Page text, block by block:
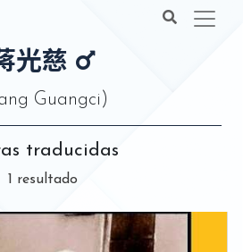
光慈
Guangci)
traducidas
1 resultado